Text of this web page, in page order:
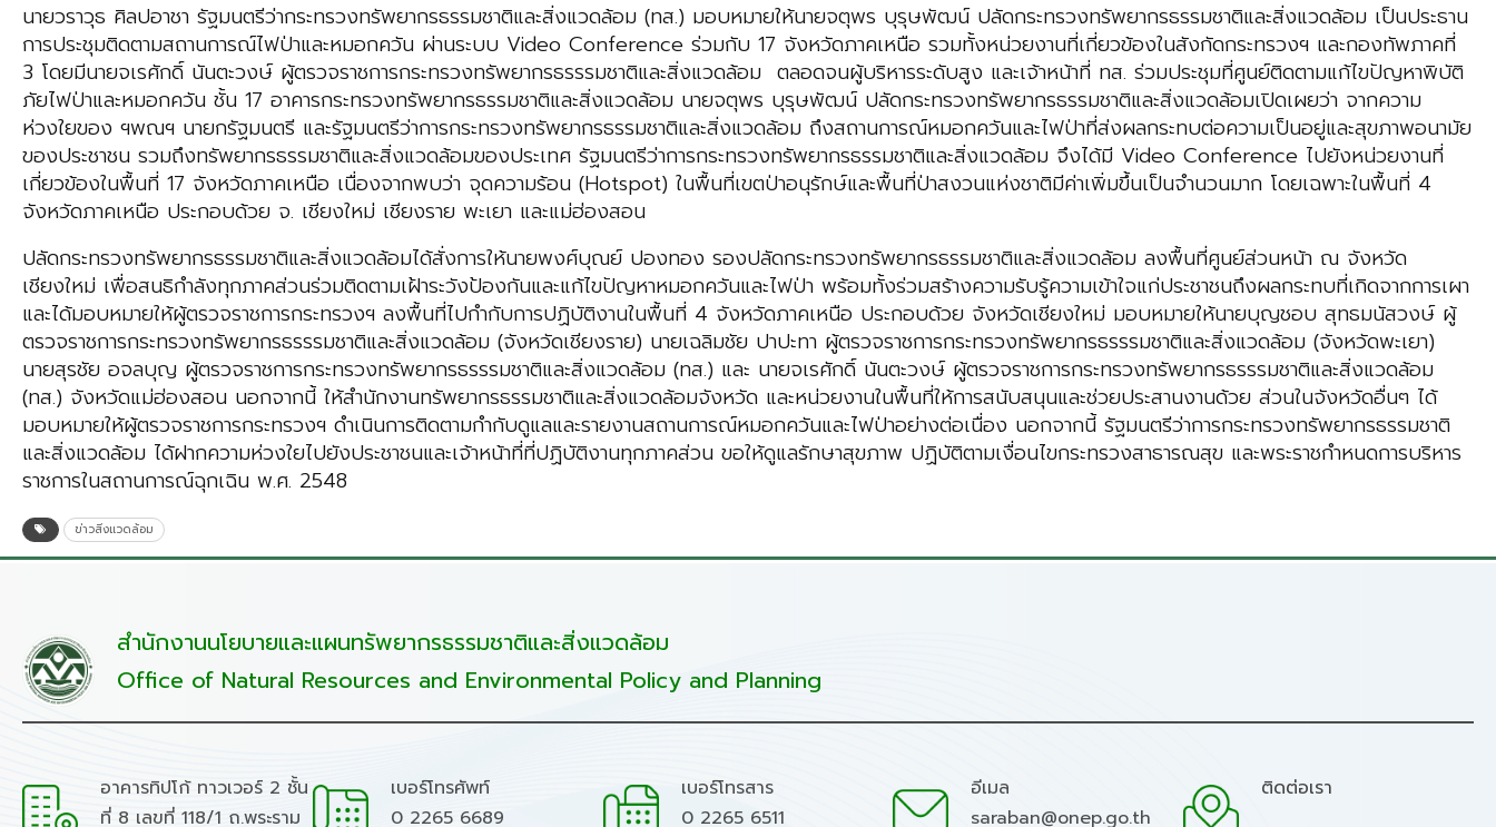
นายวราวุธ ศิลปอาชา รัฐมนตรีว่ากระทรวงทรัพยากรธรรมชาติและสิ่งแวดล้อม (ทส.) มอบหมายให้นายจตุพร บุรุษพัฒน์ ปลัดกระทรวงทรัพยากรธรรมชาติและสิ่งแวดล้อม เป็นประธาน
การประชุมติดตามสถานการณ์ไฟป่าและหมอกควัน ผ่านระบบ Video Conference ร่วมกับ 17 จังหวัดภาคเหนือ รวมทั้งหน่วยงานที่เกี่ยวข้องในสังกัดกระทรวงฯ และกองทัพภาคที่
3 โดยมีนายจเรศักดิ์ นันตะวงษ์ ผู้ตรวจราชการกระทรวงทรัพยากรธรรรมชาติและสิ่งแวดล้อม ตลอดจนผู้บริหารระดับสูง และเจ้าหน้าที่ ทส. ร่วมประชุมที่ศูนย์ติดตามแก้ไขปัญหาพิบัติ
ภัยไฟป่าและหมอกควัน ชั้น 17 อาคารกระทรวงทรัพยากรธรรมชาติและสิ่งแวดล้อม นายจตุพร บุรุษพัฒน์ ปลัดกระทรวงทรัพยากรธรรมชาติและสิ่งแวดล้อมเปิดเผยว่า จากความ
ห่วงใยของ ฯพณฯ นายกรัฐมนตรี และรัฐมนตรีว่าการกระทรวงทรัพยากรธรรมชาติและสิ่งแวดล้อม ถึงสถานการณ์หมอกควันและไฟป่าที่ส่งผลกระทบต่อความเป็นอยู่และสุขภาพอนามัย
ของประชาชน รวมถึงทรัพยากรธรรมชาติและสิ่งแวดล้อมของประเทศ รัฐมนตรีว่าการกระทรวงทรัพยากรธรรมชาติและสิ่งแวดล้อม จึงได้มี Video Conference ไปยังหน่วยงานที่
เกี่ยวข้องในพื้นที่ 17 จังหวัดภาคเหนือ เนื่องจากพบว่า จุดความร้อน (Hotspot) ในพื้นที่เขตป่าอนุรักษ์และพื้นที่ป่าสงวนแห่งชาติมีค่าเพิ่มขึ้นเป็นจำนวนมาก โดยเฉพาะในพื้นที่ 4
จังหวัดภาคเหนือ ประกอบด้วย จ. เชียงใหม่ เชียงราย พะเยา และแม่ฮ่องสอน
ปลัดกระทรวงทรัพยากรธรรมชาติและสิ่งแวดล้อมได้สั่งการให้นายพงศ์บุณย์ ปองทอง รองปลัดกระทรวงทรัพยากรธรรมชาติและสิ่งแวดล้อม ลงพื้นที่ศูนย์ส่วนหน้า ณ จังหวัด
เชียงใหม่ เพื่อสนธิกำลังทุกภาคส่วนร่วมติดตามเฝ้าระวังป้องกันและแก้ไขปัญหาหมอกควันและไฟป่า พร้อมทั้งร่วมสร้างความรับรู้ความเข้าใจแก่ประชาชนถึงผลกระทบที่เกิดจากการเผา
และได้มอบหมายให้ผู้ตรวจราชการกระทรวงฯ ลงพื้นที่ไปกำกับการปฏิบัติงานในพื้นที่ 4 จังหวัดภาคเหนือ ประกอบด้วย จังหวัดเชียงใหม่ มอบหมายให้นายบุญชอบ สุทธมนัสวงษ์ ผู้
ตรวจราชการกระทรวงทรัพยากรธรรรมชาติและสิ่งแวดล้อม (จังหวัดเชียงราย) นายเฉลิมชัย ปาปะทา ผู้ตรวจราชการกระทรวงทรัพยากรธรรรมชาติและสิ่งแวดล้อม (จังหวัดพะเยา)
นายสุรชัย อจลบุญ ผู้ตรวจราชการกระทรวงทรัพยากรธรรรมชาติและสิ่งแวดล้อม (ทส.) และ นายจเรศักดิ์ นันตะวงษ์ ผู้ตรวจราชการกระทรวงทรัพยากรธรรรมชาติและสิ่งแวดล้อม
(ทส.) จังหวัดแม่ฮ่องสอน นอกจากนี้ ให้สำนักงานทรัพยากรธรรมชาติและสิ่งแวดล้อมจังหวัด และหน่วยงานในพื้นที่ให้การสนับสนุนและช่วยประสานงานด้วย ส่วนในจังหวัดอื่นๆ ได้
มอบหมายให้ผู้ตรวจราชการกระทรวงฯ ดำเนินการติดตามกำกับดูแลและรายงานสถานการณ์หมอกควันและไฟป่าอย่างต่อเนื่อง นอกจากนี้ รัฐมนตรีว่าการกระทรวงทรัพยากรธรรมชาติ
และสิ่งแวดล้อม ได้ฝากความห่วงใยไปยังประชาชนและเจ้าหน้าที่ที่ปฏิบัติงานทุกภาคส่วน ขอให้ดูแลรักษาสุขภาพ ปฏิบัติตามเงื่อนไขกระทรวงสาธารณสุข และพระราชกำหนดการบริหาร
ราชการในสถานการณ์ฉุกเฉิน พ.ศ. 2548
ข่าวสิ่งแวดล้อม
สำนักงานนโยบายและแผนทรัพยากรธรรมชาติและสิ่งแวดล้อม
Office of Natural Resources and Environmental Policy and Planning
อาคารทิปโก้ ทาวเวอร์ 2 ชั้น
ที่ 8 เลขที่ 118/1 ถ.พระราม
เบอร์โทรศัพท์
0 2265 6689
เบอร์โทรสาร
0 2265 6511
อีเมล
saraban@onep.go.th
ติดต่อเรา